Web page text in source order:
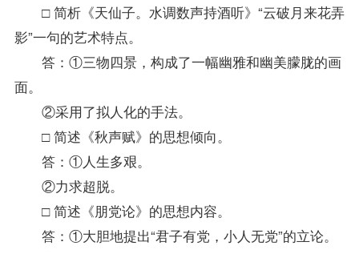
□ 简析《天仙子。水调数声持酒听》“云破月来花弄
影”一句的艺术特点。
答：①三物四景，构成了一幅幽雅和幽美朦胧的画
面。
②采用了拟人化的手法。
□ 简述《秋声赋》的思想倾向。
答：①人生多艰。
②力求超脱。
□ 简述《朋党论》的思想内容。
答：①大胆地提出“君子有党，小人无党”的立论。